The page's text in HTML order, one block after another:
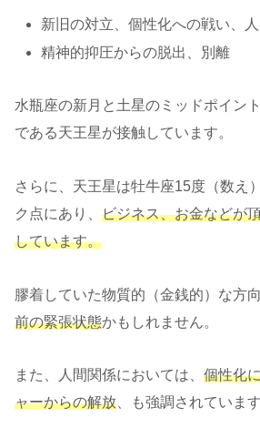
新旧の対立、個性化への戦い、
精神的抑圧からの脱出、別離
水瓶座の新月と土星のミッドポイン
である天王星が接触しています。
さらに、天王星は牡牛座15度（数え
ク点にあり、 ビジネス、お金などが
しています。
膠着していた物質的（金銭的）な方
前の緊張状態かもしれません。
また、人間関係においては、 個性化
ャーからの解放、も強調されています